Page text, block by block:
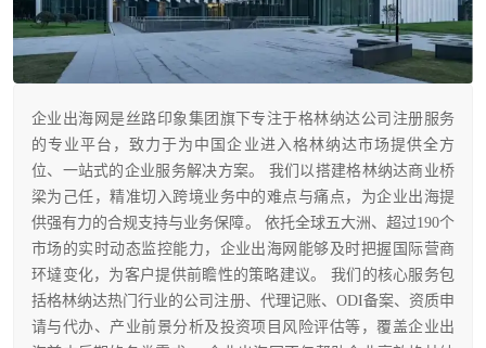
企业出海网是丝路印象集团旗下专注于格林纳达公司注册服务
的专业平台，致力于为中国企业进入格林纳达市场提供全方
位、一站式的企业服务解决方案。 我们以搭建格林纳达商业桥
梁为己任，精准切入跨境业务中的难点与痛点，为企业出海提
供强有力的合规支持与业务保障。 依托全球五大洲、超过190个
市场的实时动态监控能力，企业出海网能够及时把握国际营商
环墶变化，为客户提供前瞻性的策略建议。 我们的核心服务包
括格林纳达热门行业的公司注册、代理记账、ODI备案、资质申
请与代办、产业前景分析及投资项目风险评估等，覆盖企业出